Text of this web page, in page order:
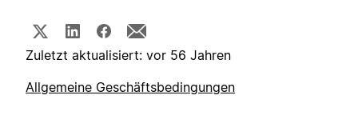
Zuletzt aktualisiert: vor 56 Jahren
Allgemeine Geschäftsbedingungen